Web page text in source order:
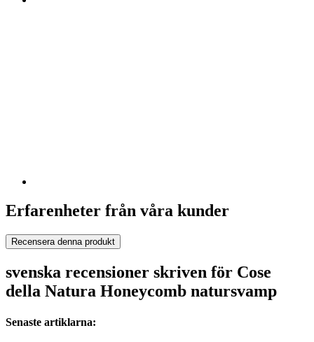
Erfarenheter från våra kunder
Recensera denna produkt
svenska recensioner skriven för Cose
della Natura Honeycomb natursvamp
Senaste artiklarna: